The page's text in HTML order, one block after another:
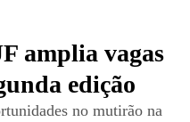
amplia vagas
edição
no mutirão na